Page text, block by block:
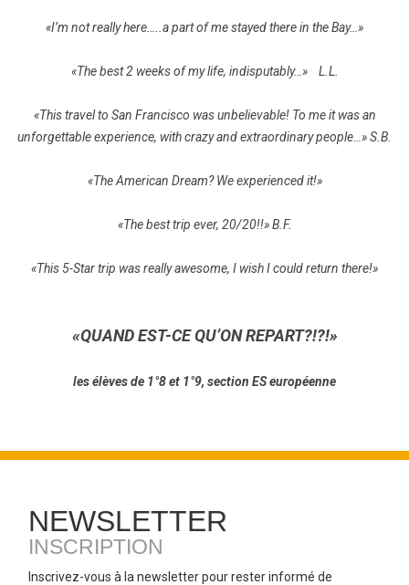
«I’m not really here…..a part of me stayed there in the Bay…»
«The best 2 weeks of my life, indisputably…» L.L.
«This travel to San Francisco was unbelievable! To me it was an
unforgettable experience, with crazy and extraordinary people…» S.B.
«The American Dream? We experienced it!»
«The best trip ever, 20/20!!» B.F.
«This 5-Star trip was really awesome, I wish I could return there!»
«QUAND EST-CE QU’ON REPART?!?!»
les élèves de 1°8 et 1°9, section ES européenne
NEWSLETTER
INSCRIPTION
Inscrivez-vous à la newsletter pour rester informé de